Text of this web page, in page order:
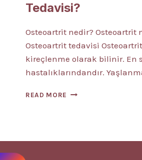
Tedavisi?
Osteoartrit nedir? Osteoartrit
Osteoartrit tedavisi
kireçlenme olarak bilinir. En
hastalıklarındandır.
READ MORE OSTEOARTRIT